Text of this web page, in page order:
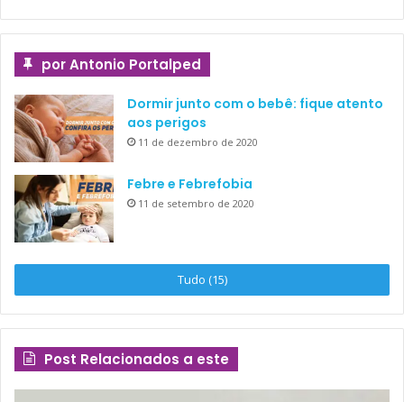
por Antonio Portalped
Dormir junto com o bebê: fique atento
aos perigos
11 de dezembro de 2020
Febre e Febrefobia
11 de setembro de 2020
Tudo (15)
Post Relacionados a este